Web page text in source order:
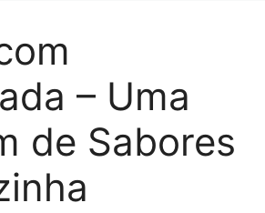
– Uma
de Sabores